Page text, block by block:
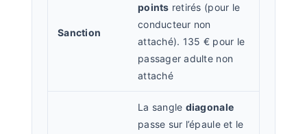
Sanction
points retirés (pour le
conducteur non
attaché). 135 € pour le
passager adulte non
attaché
La sangle diagonale
passe sur l’épaule et le